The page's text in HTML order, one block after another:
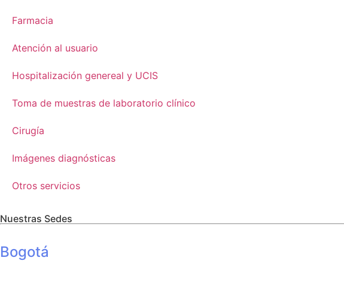
Farmacia
Atención al usuario
Hospitalización genereal y UCIS
Toma de muestras de laboratorio clínico
Cirugía
Imágenes diagnósticas
Otros servicios
Nuestras Sedes
Bogotá